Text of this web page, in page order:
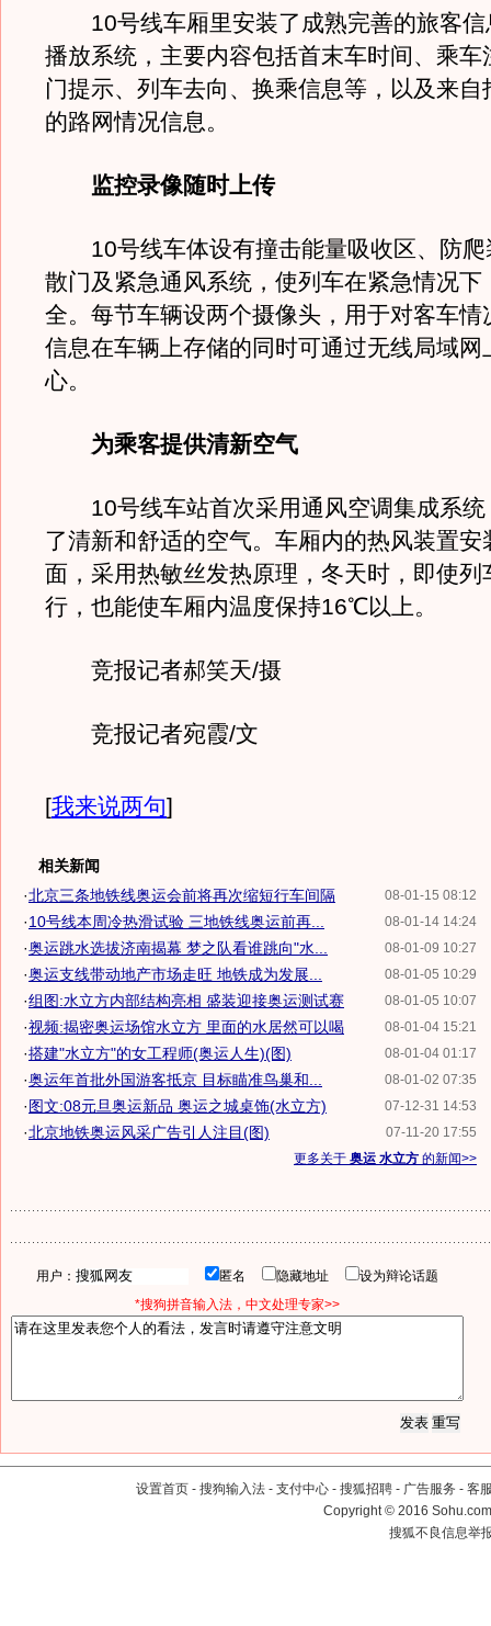
10号线车厢里安装了成熟完善的旅客信
播放系统，主要内容包括首末车时间、乘车
门提示、列车去向、换乘信息等，以及来自
的路网情况信息。
监控录像随时上传
10号线车体设有撞击能量吸收区、防爬
散门及紧急通风系统，使列车在紧急情况下
全。每节车辆设两个摄像头，用于对客车情
信息在车辆上存储的同时可通过无线局域网
心。
为乘客提供清新空气
10号线车站首次采用通风空调集成系统
了清新和舒适的空气。车厢内的热风装置安
面，采用热敏丝发热原理，冬天时，即使列
行，也能使车厢内温度保持16℃以上。
竞报记者郝笑天/摄
竞报记者宛霞/文
[我来说两句]
相关新闻
08-01-15 08:12
·北京三条地铁线奥运会前将再次缩短行车间隔
08-01-14 14:24
·10号线本周冷热滑试验 三地铁线奥运前再...
08-01-09 10:27
·奥运跳水选拔济南揭幕 梦之队看谁跳向"水...
08-01-05 10:29
·奥运支线带动地产市场走旺 地铁成为发展...
08-01-05 10:07
·组图:水立方内部结构亮相 盛装迎接奥运测试赛
08-01-04 15:21
·视频:揭密奥运场馆水立方 里面的水居然可以喝
08-01-04 01:17
·搭建"水立方"的女工程师(奥运人生)(图)
08-01-02 07:35
·奥运年首批外国游客抵京 目标瞄准鸟巢和...
07-12-31 14:53
·图文:08元旦奥运新品 奥运之城桌饰(水立方)
07-11-20 17:55
·北京地铁奥运风采广告引人注目(图)
更多关于 奥运 水立方 的新闻>>
用户： 匿名 隐藏地址
设为辩论话题
*搜狗拼音输入法，中文处理专家>>
设置首页 - 搜狗输入法 - 支付中心 - 搜狐招聘 - 广告服务 - 客
Copyright©2016
搜狐不良信息举